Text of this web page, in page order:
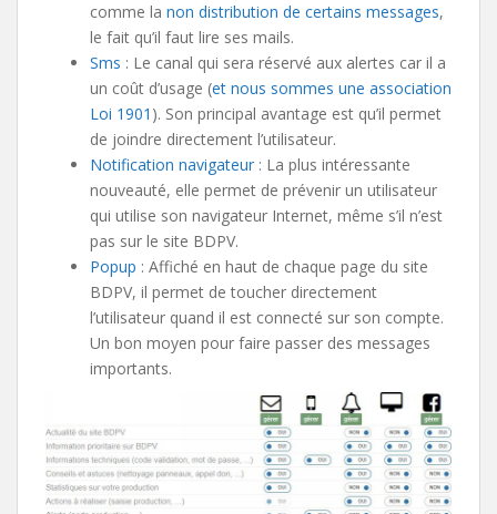
comme la non distribution de certains messages,
le fait qu’il faut lire ses mails.
Sms : Le canal qui sera réservé aux alertes car il a
un coût d’usage (et nous sommes une association
Loi 1901 ). Son principal avantage est qu’il permet
de joindre directement l’utilisateur.
Notification navigateur : La plus intéressante
nouveauté, elle permet de prévenir un utilisateur
qui utilise son navigateur Internet, même s’il n’est
pas sur le site BDPV.
Popup : Affiché en haut de chaque page du site
BDPV, il permet de toucher directement
l’utilisateur quand il est connecté sur son compte.
Un bon moyen pour faire passer des messages
importants.